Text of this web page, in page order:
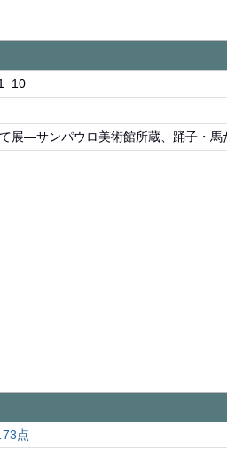
て展―サンパウロ美術館所蔵、踊子・
点